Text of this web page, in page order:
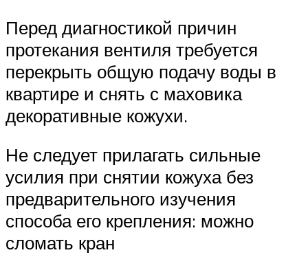
Перед диагностикой причин
протекания вентиля требуется
перекрыть общую подачу воды в
квартире и снять с маховика
декоративные кожухи.
Не следует прилагать сильные
усилия при снятии кожуха без
предварительного изучения
способа его крепления: можно
сломать кран